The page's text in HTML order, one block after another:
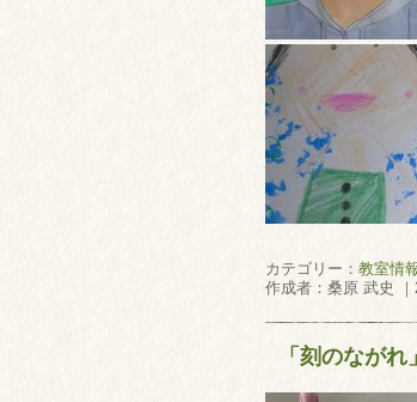
カテゴリー： 教室情
作成者：桑原 武史 ｜
「刻のながれ」